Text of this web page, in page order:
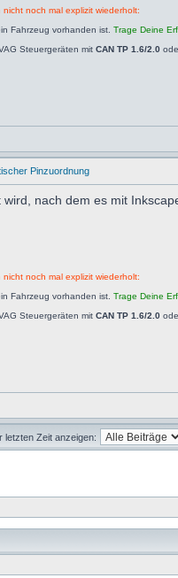
noch mal explizit wiederholt:
Fahrzeug vorhanden ist. Trage Deine
Steuergeräten mit CAN TP 1.6/2.0
Pinzuordnung
nach dem es mit
noch mal explizit wiederholt:
Fahrzeug vorhanden ist. Trage Deine
Steuergeräten mit CAN TP 1.6/2.0
letzten Zeit anzeigen: